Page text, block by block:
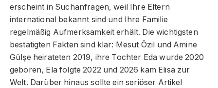
erscheint in Suchanfragen, weil Ihre Eltern
international bekannt sind und Ihre Familie
regelmäßig Aufmerksamkeit erhält. Die wichtigsten
bestätigten Fakten sind klar: Mesut Özil und Amine
Gülşe heirateten 2019, ihre Tochter Eda wurde 2020
geboren, Ela folgte 2022 und 2026 kam Elisa zur
Welt. Darüber hinaus sollte ein seriöser Artikel